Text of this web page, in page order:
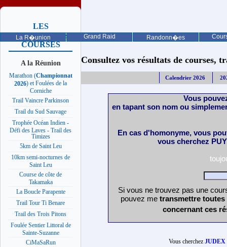
La R�union Grand Raid Randonn�es
LES
PROCHAINES
COURSES
A la Réunion
Marathon (Championnat
2026) et Foulées de la
Corniche
Trail Vaincre Parkinson
Trail du Sud Sauvage
Trophée Océan Indien -
Défi des Laves - Trail des
Timizes
5km de Saint Leu
10km semi-nocturnes de
Saint Leu
Course de côte de
Takamaka
La Boucle Parapente
Trail Tour Ti Benare
Trail des Trois Pitons
Foulée Sentier Littoral de
Sainte-Suzanne
CiMaSaRun
Consultez vos résultats de courses,
Calendrier 2026
Vous
en tapant son nom ou
En cas d'homonyme, vous
vous cherchez
Si vous ne trouvez pas une
pouvez me transmettre
concernant ces
Vous cherchez JUDEX